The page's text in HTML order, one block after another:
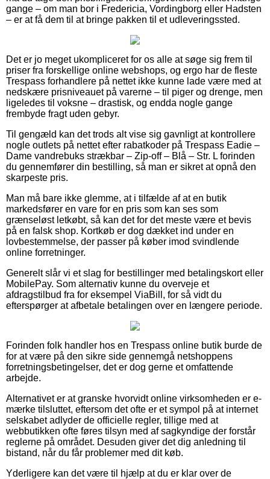
gange – om man bor i Fredericia, Vordingborg eller Hadsten
– er at få dem til at bringe pakken til et udleveringssted.
Det er jo meget ukompliceret for os alle at søge sig frem til
priser fra forskellige online webshops, og ergo har de fleste
Trespass forhandlere på nettet ikke kunne lade være med at
nedskære prisniveauet på varerne – til piger og drenge, men
ligeledes til voksne – drastisk, og endda nogle gange
frembyde fragt uden gebyr.
Til gengæld kan det trods alt vise sig gavnligt at kontrollere
nogle outlets på nettet efter rabatkoder på Trespass Eadie –
Dame vandrebuks strækbar – Zip-off – Blå – Str. L forinden
du gennemfører din bestilling, så man er sikret at opnå den
skarpeste pris.
Man må bare ikke glemme, at i tilfælde af at en butik
markedsfører en vare for en pris som kan ses som
grænseløst letkøbt, så kan det for det meste være et bevis
på en falsk shop. Kortkøb er dog dækket ind under en
lovbestemmelse, der passer på køber imod svindlende
online forretninger.
Generelt slår vi et slag for bestillinger med betalingskort eller
MobilePay. Som alternativ kunne du overveje et
afdragstilbud fra for eksempel ViaBill, for så vidt du
efterspørger at afbetale betalingen over en længere periode.
Forinden folk handler hos en Trespass online butik burde de
for at være på den sikre side gennemgå netshoppens
forretningsbetingelser, det er dog gerne et omfattende
arbejde.
Alternativet er at granske hvorvidt online virksomheden er e-
mærke tilsluttet, eftersom det ofte er et sympol på at internet
selskabet adlyder de officielle regler, tillige med at
webbutikken ofte føres tilsyn med af sagkyndige der forstår
reglerne på området. Desuden giver det dig anledning til
bistand, når du får problemer med dit køb.
Yderligere kan det være til hjælp at du er klar over de